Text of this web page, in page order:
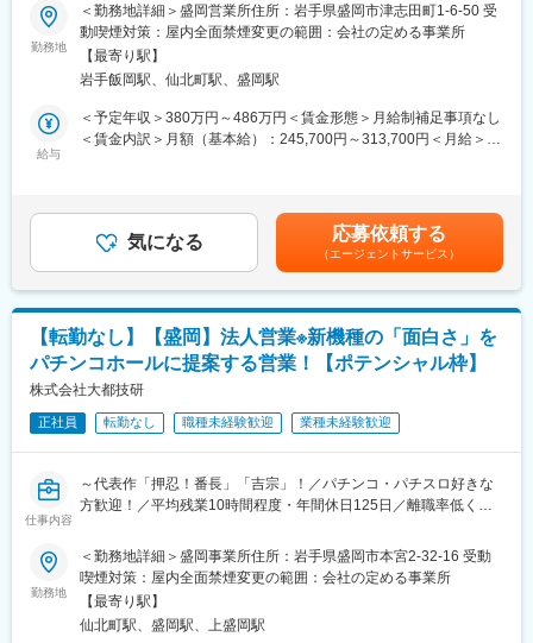
・年休108日＋有休(義務日数)5日＋ライフサポート休暇7日
・平均残業時間15.24時間/月
変更の範囲：会社の定める業務
入社から1年は契約社員ですが、95％以上がそのまま正社員とし
て登用され働いています。安定した実績と強い経営体質で安心し
て働くことができます。
1年後の正社員登用を目指すことが可能です。正社員登用後は定年
えて就業可能です。
く、物流機器やシステムの開発にてお客様の物流課題を解決する
事業へと展開してきました。
・トヨタ産車両、フォークリフト、ショベルローダー、無人搬送
システム、物流環境機器等となり、取り扱い車種は県下最多数で
す。
・県内フォークリフト販売はNo.1と、強靭な販売体制がありま
す。そのため、年々売上高記録を更新しており、県下6カ所に拠点
を構えております。
・個人、法人顧客に加え、官公庁、経済連、農協等も多く幅広い
顧客との取引がございます。
■ミッション
岩手・秋田・青森の3県を営業エリアとして、代理店、建築現場
（新築、改修）への営業です。
代理店へは当社商品の在庫および案件情報を得るために定期訪
問。
建築現場（設備業者／サブコン）を訪問し、当社商品の採用依
頼、特注品の打合せ、工事業者の困りごとを確認して、現場作業
■部署として目指している姿
既存商品のシェア維持、特注商品の拡販を通し、工事業者の困り
ごとを解決に導く。
入社後、6ヶ月は研修期間とし、営業としての基礎および営業所の
流れを把握。
営業：代理店営業および建築現場への訪問。
新規顧客への訪問活動も行いますが、既に取引のあるお客様から
業界内の認知度が高く、営業活動が進めやすい環境です。
盛岡営業所：9名
・営業3名（平均年齢42歳）
・商品管理3名（平均年齢49歳）
■キャリアパス
1）入社後5年間は盛岡営業所勤務。その後、キャリアアップを見
勤務地
＜勤務地詳細＞盛岡営業所住所：岩手県盛岡市津志田町1-6-50 受
動喫煙対策：屋内全面禁煙変更の範囲：会社の定める事業所
【最寄り駅】
岩手飯岡駅、仙北町駅、盛岡駅
給与
＜予定年収＞380万円～486万円＜賃金形態＞月給制補足事項なし
＜賃金内訳＞月額（基本給）：245,700円～313,700円＜月給＞
(月額)は固定手当を含めた表記です。
気になる 応募依頼する
（エージェントサービス）
【転勤なし】【盛岡】法人営業※新機種の「面白さ」を
パチンコホールに提案する営業！【ポテンシャル枠】
株式会社大都技研
正社員 転勤なし 職種未経験歓迎 業種未経験歓迎
仕事内容
～代表作「押忍！番長」「吉宗」！／パチンコ・パチスロ好きな
方歓迎！／平均残業10時間程度・年間休日125日／離職率低く・
■業務内容
当社の「押忍！番長」や「吉宗」を筆頭に、スロット・パチンコ
新機種の「面白さ」を、パチンコホールに提案する営業ポジショ
ンとなります。
勤務地
＜勤務地詳細＞盛岡事業所住所：岩手県盛岡市本宮2-32-16 受動
喫煙対策：屋内全面禁煙変更の範囲：会社の定める事業所
【最寄り駅】
仙北町駅、盛岡駅、上盛岡駅